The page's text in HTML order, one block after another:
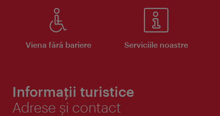
Viena fără bariere Serviciile noastre
Informații turistice
Adrese și contact